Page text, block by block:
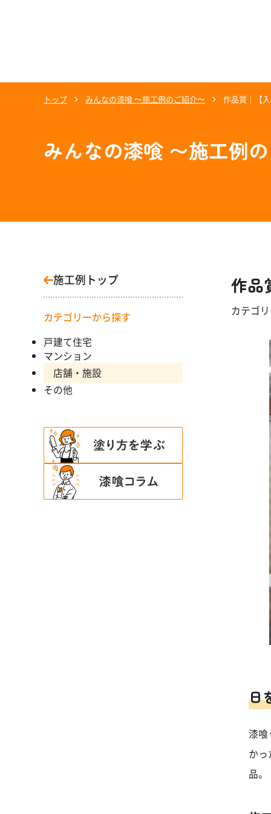
トップ みんなの漆喰 〜施工例のご紹介〜 作品賞｜【
みんなの漆喰 〜施工例
施工例トップ
カテゴリーから探す
戸建て住宅
マンション
店舗・施設
その他
作品
カテゴ
日
漆喰
か
品。